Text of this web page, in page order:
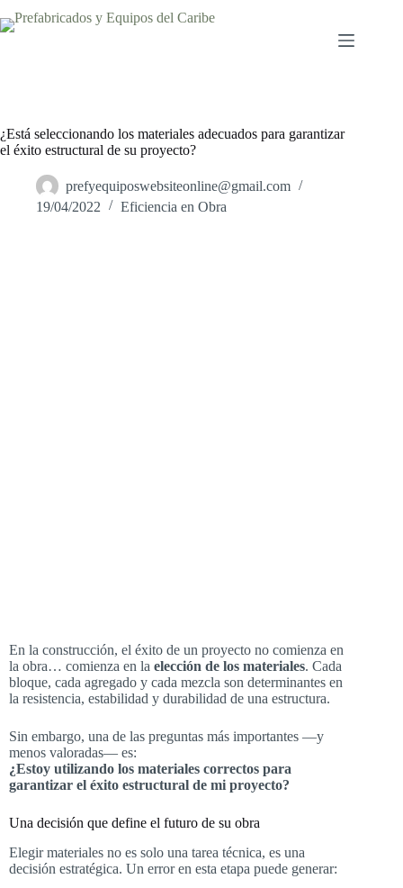
¿Está seleccionando los materiales adecuados para garantizar
el éxito estructural de su proyecto?
prefyequiposwebsiteonline@gmail.com
19/04/2022
Eficiencia en Obra
En la construcción, el éxito de un proyecto no comienza en
la obra… comienza en la elección de los materiales. Cada
bloque, cada agregado y cada mezcla son determinantes en
la resistencia, estabilidad y durabilidad de una estructura.
Sin embargo, una de las preguntas más importantes —y
menos valoradas— es:
¿Estoy utilizando los materiales correctos para
garantizar el éxito estructural de mi proyecto?
Una decisión que define el futuro de su obra
Elegir materiales no es solo una tarea técnica, es una
decisión estratégica. Un error en esta etapa puede generar: